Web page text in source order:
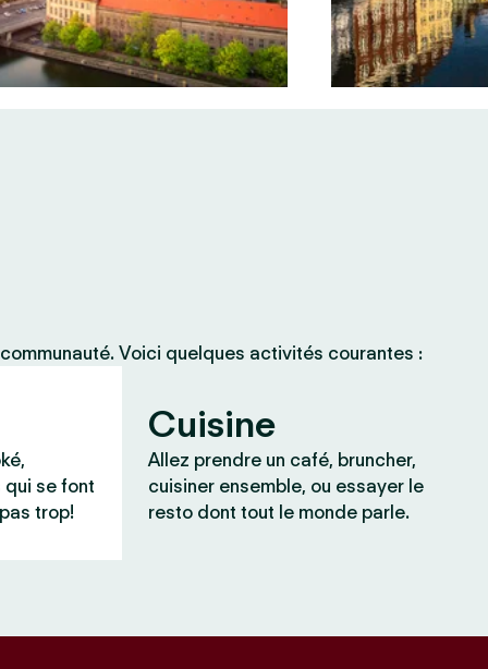
Voici quelques activités courantes :
se font
trop!
Cuisine
Allez prendre un café, bruncher,
cuisiner ensemble, ou essayer le
resto dont tout le monde parle.